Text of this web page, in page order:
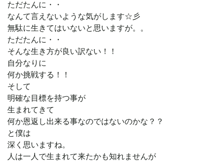
ただたんに・・
なんて言えないような気がします☆彡
無駄に生きてはいないと思いますが。。
ただたんに・・
そんな生き方が良い訳ない！！
自分なりに
何か挑戦する！！
そして
明確な目標を持つ事が
生まれてきて
何か恩返し出来る事なのではないのかな？？
と僕は
深く思いますね。
人は一人で生まれて来たかも知れませんが